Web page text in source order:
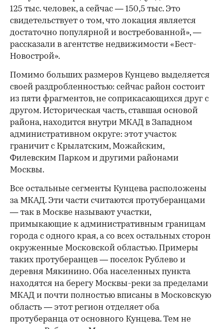
125 тыс. человек, а сейчас — 150,5 тыс. Это
свидетельствует о том, что локация является
достаточно популярной и востребованной», —
рассказали в агентстве недвижимости «Бест-
Новострой».
Помимо больших размеров Кунцево выделяется
своей раздробленностью: сейчас район состоит
из пяти фрагментов, не соприкасающихся друг с
другом. Историческая часть, ставшая основой
района, находится внутри МКАД в Западном
административном округе: этот участок
граничит с Крылатским, Можайским,
Филевским Парком и другими районами
Москвы.
Все остальные сегменты Кунцева расположены
за МКАД. Эти части считаются протуберанцами
— так в Москве называют участки,
примыкающие к административным границам
города с одного края, а со всех остальных сторон
окруженные Московской областью. Примеры
таких протуберанцев — поселок Рублево и
деревня Мякинино. Оба населенных пункта
находятся на берегу Москвы-реки за пределами
МКАД и почти полностью вписаны в Московскую
область — этот регион отделяет оба
протуберанца от основного Кунцева. Тем не